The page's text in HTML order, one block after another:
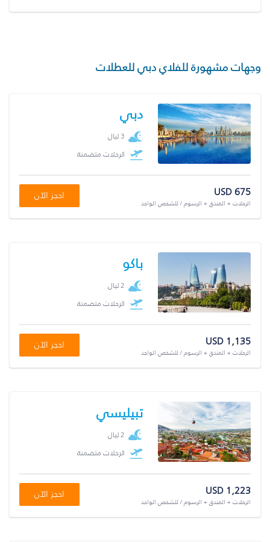
وجهات مشهورة للفلاي دبي للعطلات
دبي
3 ليال
الرحلات متضمنة
USD 675
الرحلات + الفندق + الرسوم / للشخص الواحد
احجز الآن
باكو
2 ليال
الرحلات متضمنة
USD 1,135
الرحلات + الفندق + الرسوم / للشخص الواحد
احجز الآن
تبيليسي
2 ليال
الرحلات متضمنة
USD 1,223
الرحلات + الفندق + الرسوم / للشخص الواحد
احجز الآن